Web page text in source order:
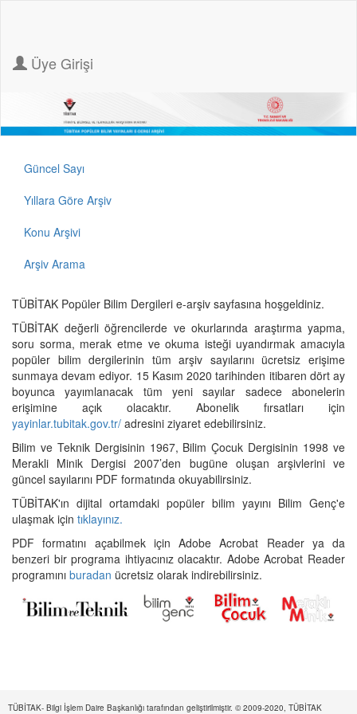
Üye Girişi
Güncel Sayı
Yıllara Göre Arşiv
Konu Arşivi
Arşiv Arama
TÜBİTAK Popüler Bilim Dergileri e-arşiv sayfasına hoşgeldiniz.
TÜBİTAK değerli öğrencilerde ve okurlarında araştırma yapma,
soru sorma, merak etme ve okuma isteği uyandırmak amacıyla
popüler bilim dergilerinin tüm arşiv sayılarını ücretsiz erişime
sunmaya devam ediyor. 15 Kasım 2020 tarihinden itibaren dört ay
boyunca yayımlanacak tüm yeni sayılar sadece abonelerin
erişimine açık olacaktır. Abonelik fırsatları için
yayinlar.tubitak.gov.tr/ adresini ziyaret edebilirsiniz.
Bilim ve Teknik Dergisinin 1967, Bilim Çocuk Dergisinin 1998 ve
Merakli Minik Dergisi 2007’den bugüne oluşan arşivlerini ve
güncel sayılarını PDF formatında okuyabilirsiniz.
TÜBİTAK'ın dijital ortamdaki popüler bilim yayını Bilim Genç'e
ulaşmak için tıklayınız.
PDF formatını açabilmek için Adobe Acrobat Reader ya da
benzeri bir programa ihtiyacınız olacaktır. Adobe Acrobat Reader
programını buradan ücretsiz olarak indirebilirsiniz.
TÜBİTAK- Bilgi İşlem Daire Başkanlığı tarafından geliştirilmiştir. © 2009-2020, TÜBİTAK